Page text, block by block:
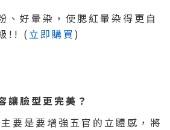
、好暈染，使腮紅暈染得更自
!! ( 立即購買 )
讓臉型更完美？
要是要增強五官的立體感，將